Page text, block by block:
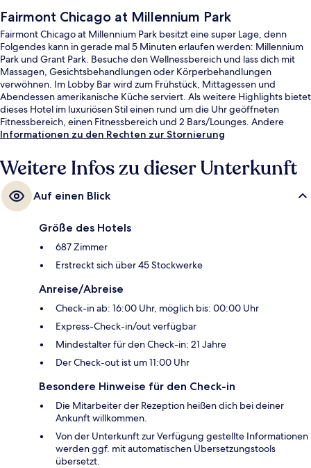
Fairmont Chicago at Millennium Park
Fairmont Chicago at Millennium Park besitzt eine super Lage, denn
Folgendes kann in gerade mal 5 Minuten erlaufen werden: Millennium
Park und Grant Park. Besuche den Wellnessbereich und lass dich mit
Massagen, Gesichtsbehandlungen oder Körperbehandlungen
verwöhnen. Im Lobby Bar wird zum Frühstück, Mittagessen und
Abendessen amerikanische Küche serviert. Als weitere Highlights bietet
dieses Hotel im luxuriösen Stil einen rund um die Uhr geöffneten
Fitnessbereich, einen Fitnessbereich und 2 Bars/Lounges. Andere
Reisende lieben das hilfsbereite Personal und die zentrale Lage. Die
Zur Station Randolph-Wabash sind es 7 Minuten und zur Station State 8
Minuten.
Informationen zu den Rechten zur Stornierung
Weitere Infos zu dieser Unterkunft
Auf einen Blick
Größe des Hotels
687 Zimmer
Erstreckt sich über 45 Stockwerke
Anreise/Abreise
Check-in ab: 16:00 Uhr, möglich bis: 00:00 Uhr
Express-Check-in/out verfügbar
Mindestalter für den Check-in: 21 Jahre
Der Check-out ist um 11:00 Uhr
Besondere Hinweise für den Check-in
Die Mitarbeiter der Rezeption heißen dich bei deiner
Ankunft willkommen.
Von der Unterkunft zur Verfügung gestellte Informationen
werden ggf. mit automatischen Übersetzungstools
übersetzt.